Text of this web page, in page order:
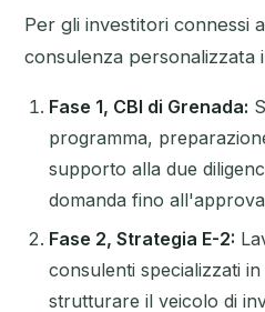
Per gli investitori connessi
consulenza personalizzata
Fase 1, CBI di Grenada:
programma,
supporto alla due
domanda fino
Fase 2, Strategia E-2:
consulenti specializzati
strutturare il veicolo di